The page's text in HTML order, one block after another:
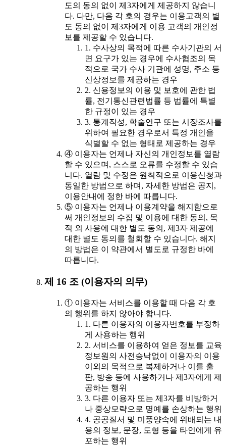
도의 동의 없이 제3자에게 제공하지 않습니
다. 다만, 다음 각 호의 경우는 이용고객의 별
도 동의 없이 제3자에게 이용 고객의 개인정
보를 제공할 수 있습니다.
1. 수사상의 목적에 따른 수사기관의 서
면 요구가 있는 경우에 수사협조의 목
적으로 국가 수사 기관에 성명, 주소 등
신상정보를 제공하는 경우
2. 신용정보의 이용 및 보호에 관한 법
률, 전기통신관련법률 등 법률에 특별
한 규정이 있는 경우
3. 통계작성, 학술연구 또는 시장조사를
위하여 필요한 경우로서 특정 개인을
식별할 수 없는 형태로 제공하는 경우
④ 이용자는 언제나 자신의 개인정보를 열람
할 수 있으며, 스스로 오류를 수정할 수 있습
니다. 열람 및 수정은 원칙적으로 이용신청과
동일한 방법으로 하며, 자세한 방법은 공지,
이용안내에 정한 바에 따릅니다.
⑤ 이용자는 언제나 이용계약을 해지함으로
써 개인정보의 수집 및 이용에 대한 동의, 목
적 외 사용에 대한 별도 동의, 제3자 제공에
대한 별도 동의를 철회할 수 있습니다. 해지
의 방법은 이 약관에서 별도로 규정한 바에
따릅니다.
제 16 조 (이용자의 의무)
① 이용자는 서비스를 이용할 때 다음 각 호
의 행위를 하지 않아야 합니다.
1. 다른 이용자의 이용자번호를 부정하
게 사용하는 행위
2. 서비스를 이용하여 얻은 정보를 교육
정보원의 사전승낙없이 이용자의 이용
이외의 목적으로 복제하거나 이를 출
판, 방송 등에 사용하거나 제3자에게 제
공하는 행위
3. 다른 이용자 또는 제3자를 비방하거
나 중상모략으로 명예를 손상하는 행위
4. 공공질서 및 미풍양속에 위배되는 내
용의 정보, 문장, 도형 등을 타인에게 유
포하는 행위